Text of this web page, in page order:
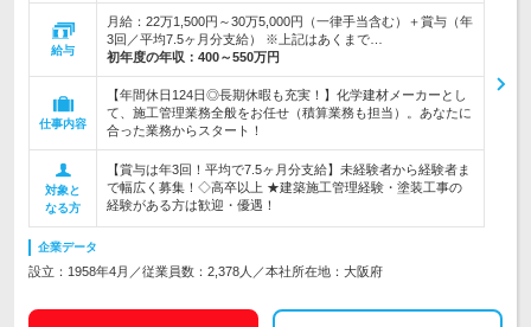
給与
月給：22万1,500円～30万5,000円（一律手当含む）＋賞与（年
3回／平均7.5ヶ月分支給） ※上記はあくまで…
初年度の年収： 400～550万円
仕事内容
【年間休日124日◎長期休暇も充実！】化学建材メーカーとし
て、施工管理業務全般をお任せ（積算業務も担当）。あなたに
合った業務からスタート！
対象と
なる方
【賞与は年3回！平均で7.5ヶ月分支給】未経験者から経験者ま
で幅広く募集！◇高卒以上 ★建築施工管理経験・塗装工事の
経験がある方は歓迎・優遇！
企業データ
設立：1958年4月／従業員数：2,378人／本社所在地：大阪府